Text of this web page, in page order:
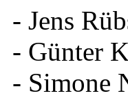
- Jens
- Günter
- Simone